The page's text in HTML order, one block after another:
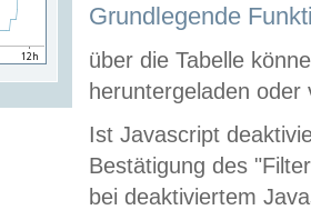
Grundlegende
über die Tabelle
heruntergeladen oder
Ist Javascript
Bestätigung des
bei deaktiviertem